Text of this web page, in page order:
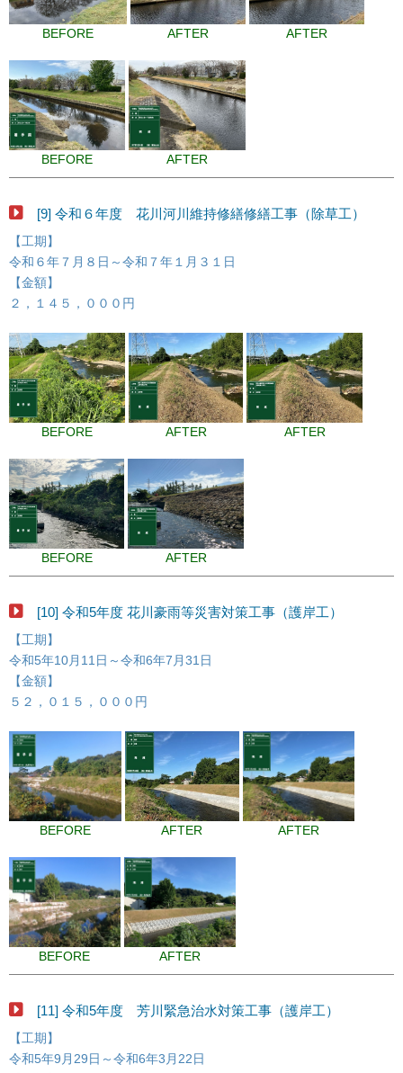
BEFORE AFTER AFTER
BEFORE AFTER
[9] 令和６年度 花川河川維持修繕修繕工事（除草工）
【工期】
令和６年７月８日～令和７年１月３１日
【金額】
２，１４５，０００円
BEFORE AFTER AFTER
BEFORE AFTER
[10] 令和5年度 花川豪雨等災害対策工事（護岸工）
【工期】
令和5年10月11日～令和6年7月31日
【金額】
５２，０１５，０００円
BEFORE AFTER AFTER
BEFORE AFTER
[11] 令和5年度 芳川緊急治水対策工事（護岸工）
【工期】
令和5年9月29日～令和6年3月22日